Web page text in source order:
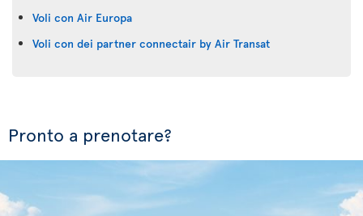
Voli con Air Europa
Voli con dei partner connectair by Air Transat
Pronto a prenotare?